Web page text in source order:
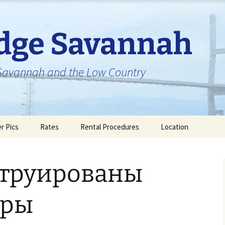
Savannah
and the Low Country
Pics Rates Rental Procedures Location